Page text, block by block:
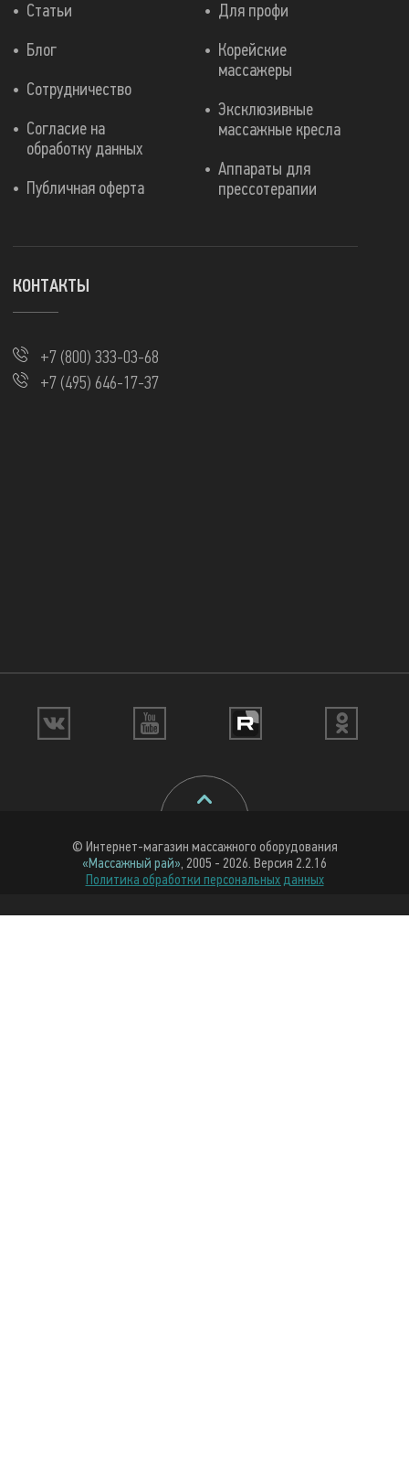
Для профи
Корейские
массажеры
Эксклюзивные
массажные кресла
Аппараты для
прессотерапии
Статьи
Блог
Сотрудничество
Согласие на
обработку данных
Публичная оферта
КОНТАКТЫ
+7 (800) 333-03-68
+7 (495) 646-17-37
© Интернет-магазин массажного оборудования
«Массажный рай», 2005 - 2026. Версия 2.2.16
Политика обработки персональных данных